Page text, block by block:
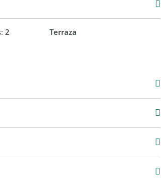
la mejor rentabilidad.
2
Terraza